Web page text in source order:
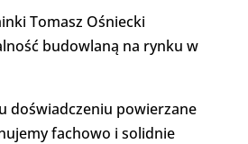
Tomasz Ośniecki
budowlaną na rynku w
doświadczeniu powierzane
fachowo i solidnie